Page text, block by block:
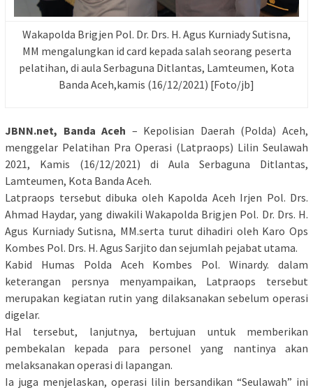
Wakapolda Brigjen Pol. Dr. Drs. H. Agus Kurniady Sutisna,
MM mengalungkan id card kepada salah seorang peserta
pelatihan, di aula Serbaguna Ditlantas, Lamteumen, Kota
Banda Aceh,kamis (16/12/2021) [Foto/jb]
JBNN.net, Banda Aceh – Kepolisian Daerah (Polda) Aceh,
menggelar Pelatihan Pra Operasi (Latpraops) Lilin Seulawah
2021, Kamis (16/12/2021) di Aula Serbaguna Ditlantas,
Lamteumen, Kota Banda Aceh.
Latpraops tersebut dibuka oleh Kapolda Aceh Irjen Pol. Drs.
Ahmad Haydar, yang diwakili Wakapolda Brigjen Pol. Dr. Drs. H.
Agus Kurniady Sutisna, MM.serta turut dihadiri oleh Karo Ops
Kombes Pol. Drs. H. Agus Sarjito dan sejumlah pejabat utama.
Kabid Humas Polda Aceh Kombes Pol. Winardy. dalam
keterangan persnya menyampaikan, Latpraops tersebut
merupakan kegiatan rutin yang dilaksanakan sebelum operasi
digelar.
Hal tersebut, lanjutnya, bertujuan untuk memberikan
pembekalan kepada para personel yang nantinya akan
melaksanakan operasi di lapangan.
Ia juga menjelaskan, operasi lilin bersandikan “Seulawah” ini